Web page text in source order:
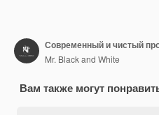
Mr. Black and White
Вам также могут